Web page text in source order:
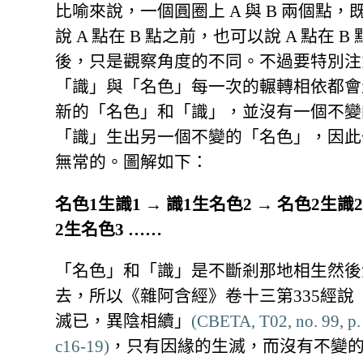
比喻來說，一個圓圈上 A 與 B 兩個點，
說 A 點在 B 點之前，也可以說 A 點在 B
後，只是觀察角度的不同。不過要特別
「識」與「名色」每一次的輾轉相依都
新的「名色」和「識」，並沒有一個不
「識」生出另一個不變的「名色」，因
無常的。圖解如下：
名色1生識1 → 識1生名色2 → 名色2生識
2生名色3 ……
「名色」和「識」是不斷剎那地相生然
去，所以《雜阿含經》卷十三第335經說
滅已，異陰相續」 (CBETA, T02, no. 99,
c16-19) ，只有因緣的生滅，而沒有不變